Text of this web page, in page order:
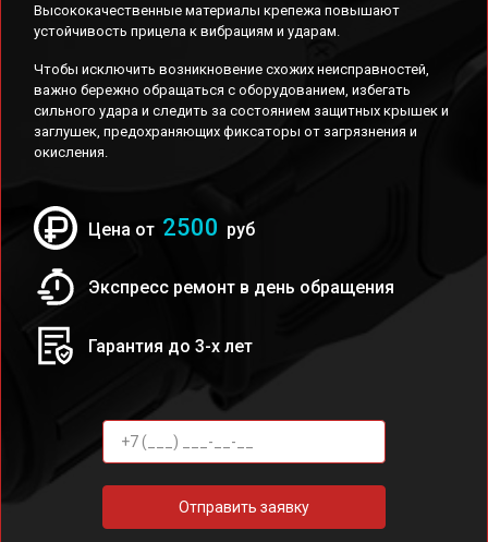
Высококачественные материалы крепежа повышают
устойчивость прицела к вибрациям и ударам.
Чтобы исключить возникновение схожих неисправностей,
важно бережно обращаться с оборудованием, избегать
сильного удара и следить за состоянием защитных крышек и
заглушек, предохраняющих фиксаторы от загрязнения и
окисления.
Цена от 2500 руб
Экспресс ремонт в день обращения
Гарантия до 3-х лет
Отправить заявку